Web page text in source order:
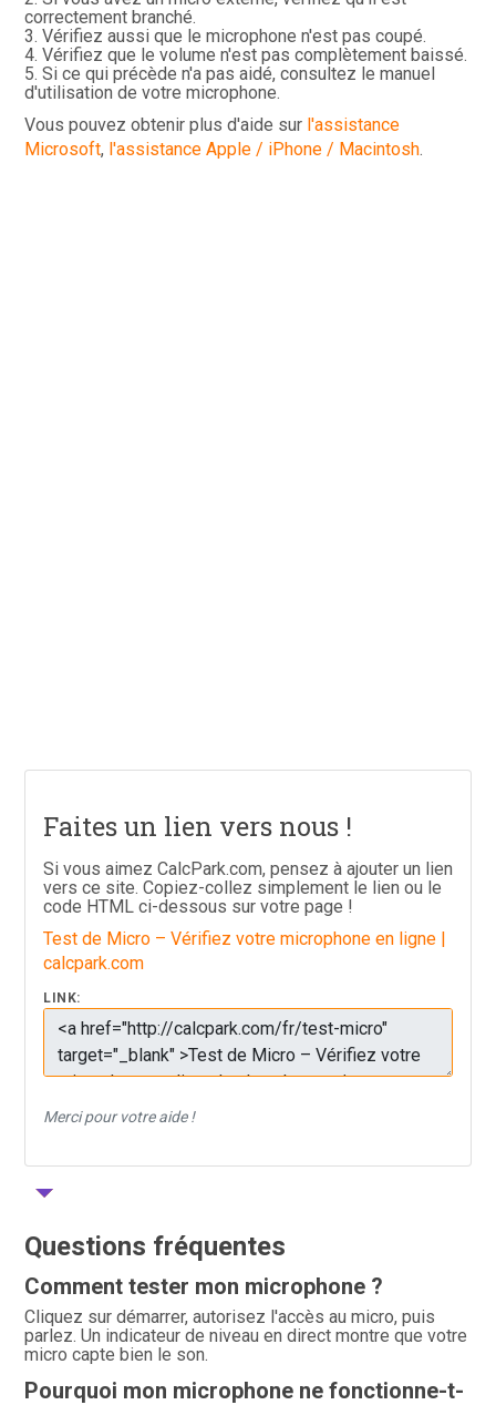
correctement branché.
Vérifiez aussi que le microphone n'est pas coupé.
Vérifiez que le volume n'est pas complètement baissé.
Si ce qui précède n'a pas aidé, consultez le manuel
d'utilisation de votre microphone.
Vous pouvez obtenir plus d'aide sur l'assistance
Microsoft, l'assistance Apple / iPhone / Macintosh.
Faites un lien vers nous !
Si vous aimez CalcPark.com, pensez à ajouter un lien
vers ce site. Copiez-collez simplement le lien ou le
code HTML ci-dessous sur votre page !
Test de Micro – Vérifiez votre microphone en ligne |
calcpark.com
LINK:
Merci pour votre aide !
Questions fréquentes
Comment tester mon microphone ?
Cliquez sur démarrer, autorisez l'accès au micro, puis
parlez. Un indicateur de niveau en direct montre que votre
micro capte bien le son.
Pourquoi mon microphone ne fonctionne-t-